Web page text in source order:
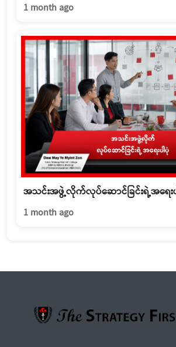
1 month ago
အသင်းအဖွဲ့လိုက်လုပ်ဆောင်ခြင်းရဲ့အရေး
1 month ago